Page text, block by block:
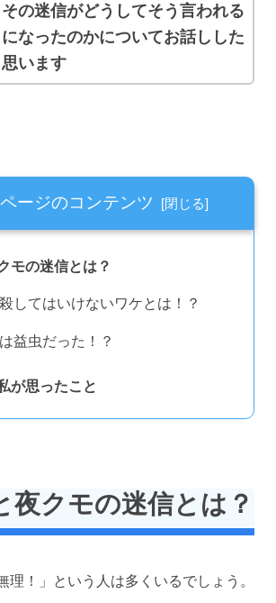
の迷信がどうしてそう言われる
なったのかについてお話しした
います
ージのコンテンツ
モの迷信とは？
してはいけないワケとは！？
益虫だった！？
が思ったこと
夜クモの迷信とは？
！」という人は多くいるでしょう。